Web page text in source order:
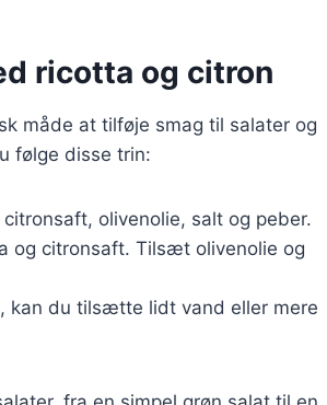
ricotta og citron
måde at tilføje smag til salater og
følge disse trin:
olivenolie, salt og peber.
og citronsaft. Tilsæt olivenolie og
kan du tilsætte lidt vand eller mere